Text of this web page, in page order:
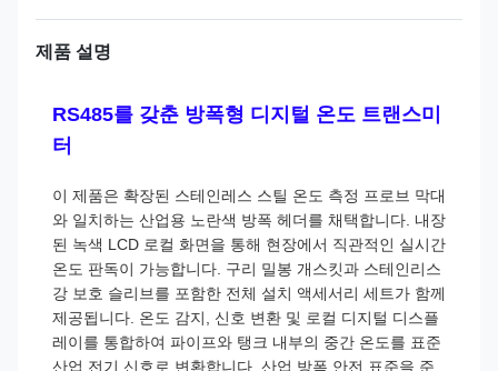
제품 설명
RS485를 갖춘 방폭형 디지털 온도 트랜스미
터
이 제품은 확장된 스테인레스 스틸 온도 측정 프로브 막대
와 일치하는 산업용 노란색 방폭 헤더를 채택합니다. 내장
된 녹색 LCD 로컬 화면을 통해 현장에서 직관적인 실시간
온도 판독이 가능합니다. 구리 밀봉 개스킷과 스테인리스
강 보호 슬리브를 포함한 전체 설치 액세서리 세트가 함께
제공됩니다. 온도 감지, 신호 변환 및 로컬 디지털 디스플
레이를 통합하여 파이프와 탱크 내부의 중간 온도를 표준
산업 전기 신호로 변환합니다. 산업 방폭 안전 표준을 준